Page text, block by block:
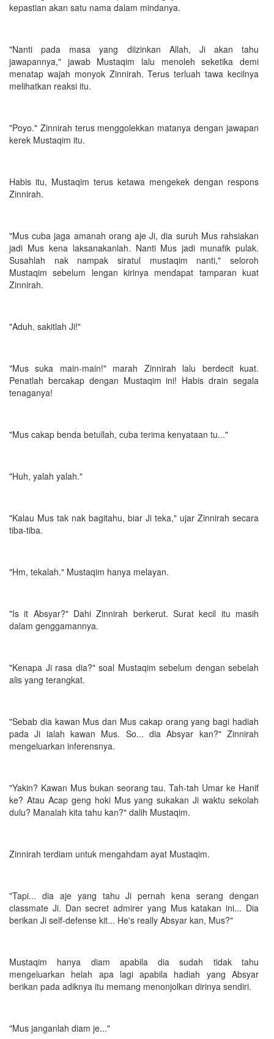
kepastian akan satu nama dalam mindanya.
"Nanti pada masa yang diizinkan Allah, Ji akan tahu
jawapannya," jawab Mustaqim lalu menoleh seketika demi
menatap wajah monyok Zinnirah. Terus terluah tawa kecilnya
melihatkan reaksi itu.
"Poyo." Zinnirah terus menggolekkan matanya dengan jawapan
kerek Mustaqim itu.
Habis itu, Mustaqim terus ketawa mengekek dengan respons
Zinnirah.
"Mus cuba jaga amanah orang aje Ji, dia suruh Mus rahsiakan
jadi Mus kena laksanakanlah. Nanti Mus jadi munafik pulak.
Susahlah nak nampak siratul mustaqim nanti," seloroh
Mustaqim sebelum lengan kirinya mendapat tamparan kuat
Zinnirah.
"Aduh, sakitlah Ji!"
"Mus suka main-main!" marah Zinnirah lalu berdecit kuat.
Penatlah bercakap dengan Mustaqim ini! Habis drain segala
tenaganya!
"Mus cakap benda betullah, cuba terima kenyataan tu..."
"Huh, yalah yalah."
"Kalau Mus tak nak bagitahu, biar Ji teka," ujar Zinnirah secara
tiba-tiba.
"Hm, tekalah." Mustaqim hanya melayan.
"Is it Absyar?" Dahi Zinnirah berkerut. Surat kecil itu masih
dalam genggamannya.
"Kenapa Ji rasa dia?" soal Mustaqim sebelum dengan sebelah
alis yang terangkat.
"Sebab dia kawan Mus dan Mus cakap orang yang bagi hadiah
pada Ji ialah kawan Mus. So... dia Absyar kan?" Zinnirah
mengeluarkan inferensnya.
"Yakin? Kawan Mus bukan seorang tau. Tah-tah Umar ke Hanif
ke? Atau Acap geng hoki Mus yang sukakan Ji waktu sekolah
dulu? Manalah kita tahu kan?" dalih Mustaqim.
Zinnirah terdiam untuk mengahdam ayat Mustaqim.
"Tapi... dia aje yang tahu Ji pernah kena serang dengan
classmate Ji. Dan secret admirer yang Mus katakan ini... Dia
berikan Ji self-defense kit... He's really Absyar kan, Mus?"
Mustaqim hanya diam apabila dia sudah tidak tahu
mengeluarkan helah apa lagi apabila hadiah yang Absyar
berikan pada adiknya itu memang menonjolkan dirinya sendiri.
"Mus janganlah diam je..."